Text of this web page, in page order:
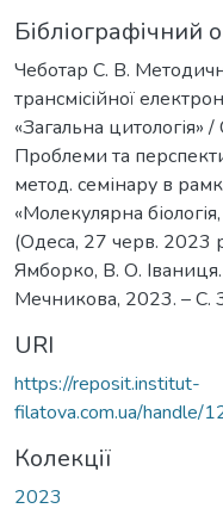
Бібліографічний
Чеботар С. В.
трансмісійної
«Загальна
Проблеми та
метод. семінару в
«Молекулярна
(Одеса, 27 черв. 2023
Ямборко, В. О. Іваниця.
Мечникова, 2023. – С.
URI
https://reposit.institut-
filatova.com.ua/
Колекції
2023